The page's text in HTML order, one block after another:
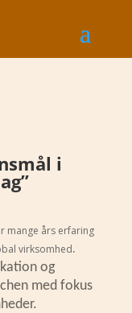
i
mange års erfaring
virksomhed.
og
med fokus